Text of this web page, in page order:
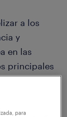
a los
y
en las
principales
para